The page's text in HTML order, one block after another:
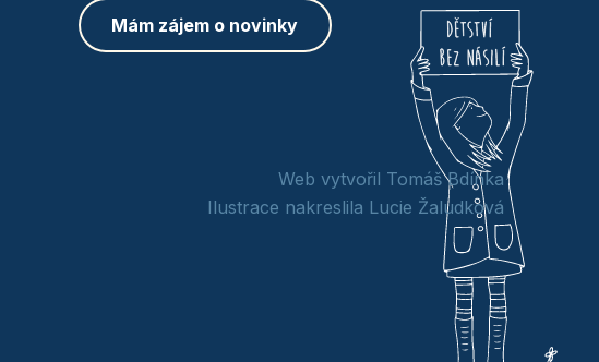
Web vytvořil Tomáš Bdínka
Ilustrace nakreslila Lucie Žaludková